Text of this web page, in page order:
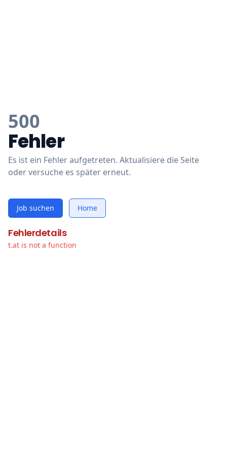
500
Fehler
Es ist ein Fehler aufgetreten. Aktualisiere die Seite
oder versuche es später erneut.
Job suchen Home
Fehlerdetails
t.at is not a function